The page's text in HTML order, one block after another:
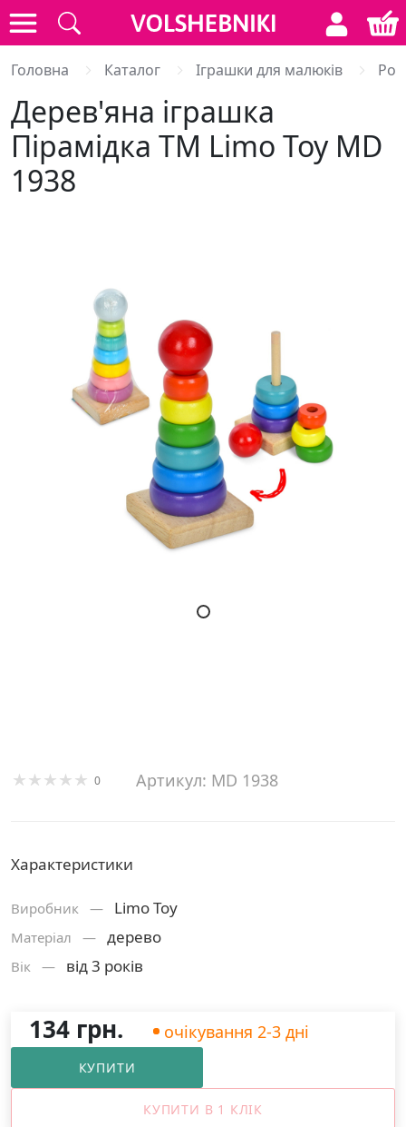
Головна Каталог Іграшки для малюків
Дерев'яна іграшка
Пірамідка ТМ Limo Toy MD
1938
0 Артикул: MD 1938
Характеристики
Виробник — Limo Toy
Матерiал — дерево
Вік — від 3 років
134 грн. очікування 2-3 дні
КУПИТИ
КУПИТИ В 1 КЛІК